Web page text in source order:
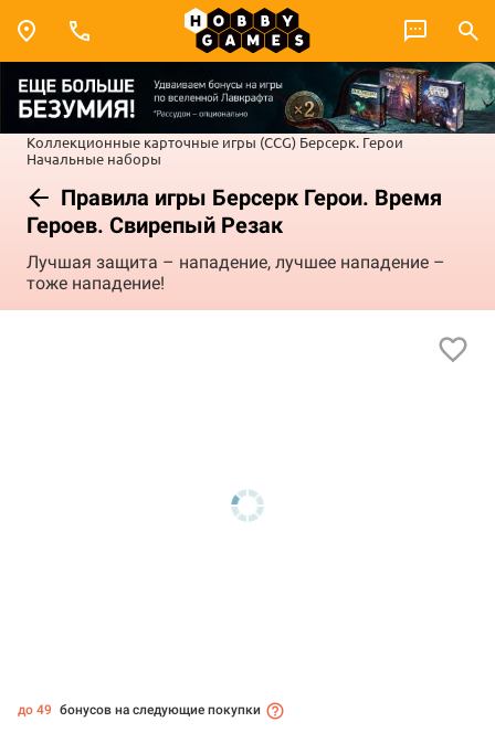
Коллекционные карточные игры (CCG) Берсерк. Герои
Начальные наборы
Правила игры Берсерк Герои. Время
Героев. Свирепый Резак
Лучшая защита – нападение, лучшее нападение –
тоже нападение!
до 49 бонусов на следующие покупки